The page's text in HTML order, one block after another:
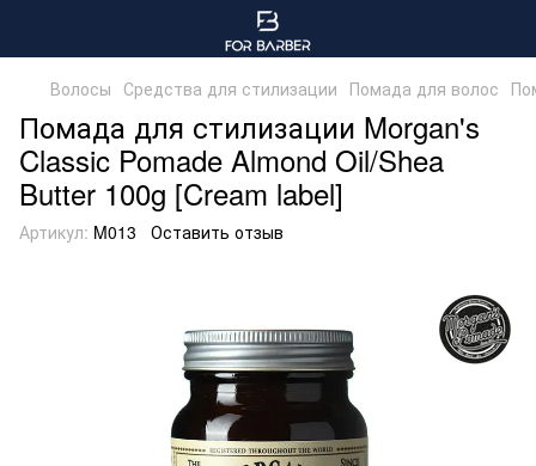
Волосы Средства для стилизации Помада для волос
Помада для стилизации Morgan's
Classic Pomade Almond Oil/Shea
Butter 100g [Cream label]
Артикул: M013 Оставить отзыв